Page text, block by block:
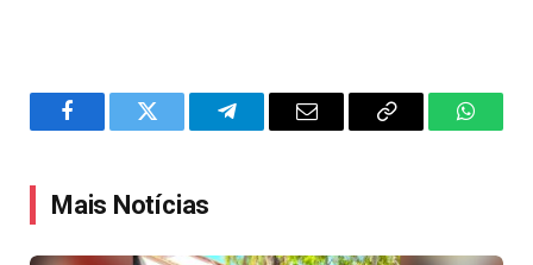
FacebookTwitter TelegramEmail
Copy
Mais Notícias